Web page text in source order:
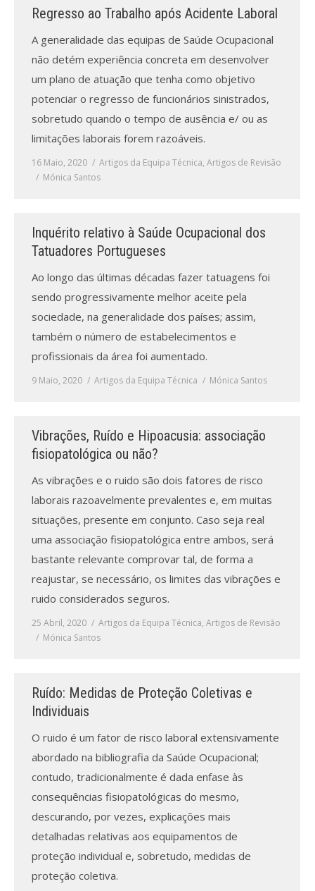
Regresso ao Trabalho após Acidente Laboral
A generalidade das equipas de Saúde Ocupacional
não detém experiência concreta em desenvolver
um plano de atuação que tenha como objetivo
potenciar o regresso de funcionários sinistrados,
sobretudo quando o tempo de ausência e/ ou as
limitações laborais forem razoáveis.
16 Maio, 2020 Artigos da Equipa Técnica, Artigos de Revisão
Mónica Santos
Inquérito relativo à Saúde Ocupacional dos
Tatuadores Portugueses
Ao longo das últimas décadas fazer tatuagens foi
sendo progressivamente melhor aceite pela
sociedade, na generalidade dos países; assim,
também o número de estabelecimentos e
profissionais da área foi aumentado.
9 Maio, 2020 Artigos da Equipa Técnica Mónica Santos
Vibrações, Ruído e Hipoacusia: associação
fisiopatológica ou não?
As vibrações e o ruido são dois fatores de risco
laborais razoavelmente prevalentes e, em muitas
situações, presente em conjunto. Caso seja real
uma associação fisiopatológica entre ambos, será
bastante relevante comprovar tal, de forma a
reajustar, se necessário, os limites das vibrações e
ruido considerados seguros.
25 Abril, 2020 Artigos da Equipa Técnica, Artigos de Revisão
Mónica Santos
Ruído: Medidas de Proteção Coletivas e
Individuais
O ruido é um fator de risco laboral extensivamente
abordado na bibliografia da Saúde Ocupacional;
contudo, tradicionalmente é dada enfase às
consequências fisiopatológicas do mesmo,
descurando, por vezes, explicações mais
detalhadas relativas aos equipamentos de
proteção individual e, sobretudo, medidas de
proteção coletiva.